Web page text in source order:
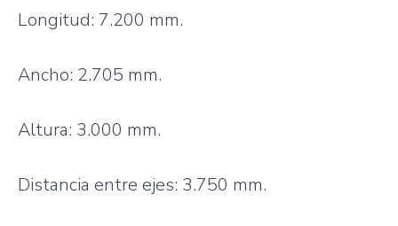
Longitud: 7.200 mm.
Ancho: 2.705 mm.
Altura: 3.000 mm.
Distancia entre ejes: 3.750 mm.